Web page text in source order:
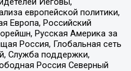
европейской политики,
Европа, Российский
Русская Америка за
Россия, Глобальная сеть
Служба поддержки,
Россия Северный